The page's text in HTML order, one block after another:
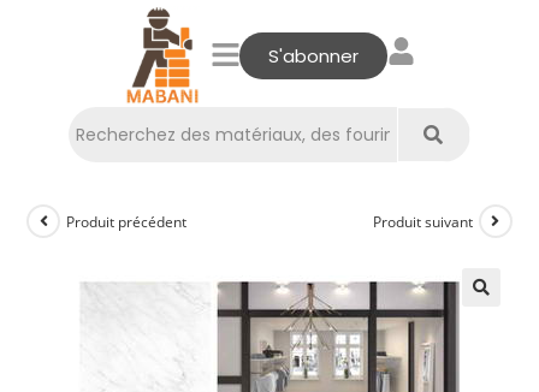
S'abonner
Produit précédent Produit suivant